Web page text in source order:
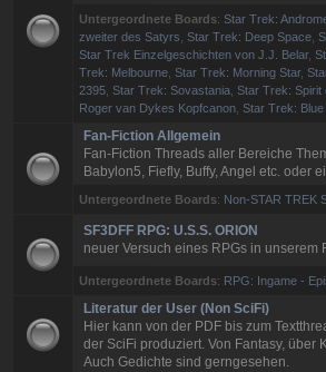
Untergeordnete Boards:Star Trek:
zweiter des Satyrs ,Star Trek: Deep Space ,
Star Trek Einzelgeschichten von J.J. Belar,
Trek: Melbourne ,Star Trek: Morning Star,
2395 ,Star Trek: Sovastania ,Star Trek: Spirit
Roger van Dykes Kopfcanon ,Star Trek: Blue
Fan-Fiction Allgemein
Fan-Fiction Threads aller Bereiche
Babylon5, Fiefly, Buffy, Angel etc. oder
Untergeordnete Boards: Non-STAR TREK
SF3DFF RPG: U.S.S. ORION
neuer Versuch eines RPGs in unserem
Untergeordnete Boards: RPG: Ingame -
Literatur der User (Non SciFi)
Hier kann von der PDF bis zum
der SciFi produziert. Von Fantasy, über
Auch Gedichte sind gerngesehen.